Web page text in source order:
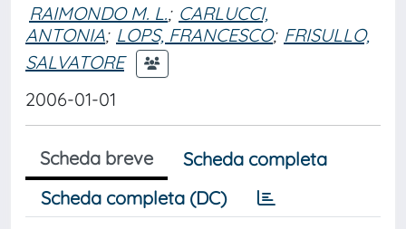
RAIMONDO M. L.; CARLUCCI,
ANTONIA; LOPS, FRANCESCO; FRISULLO,
SALVATORE
2006-01-01
Scheda breve
Scheda completa
Scheda completa (DC)